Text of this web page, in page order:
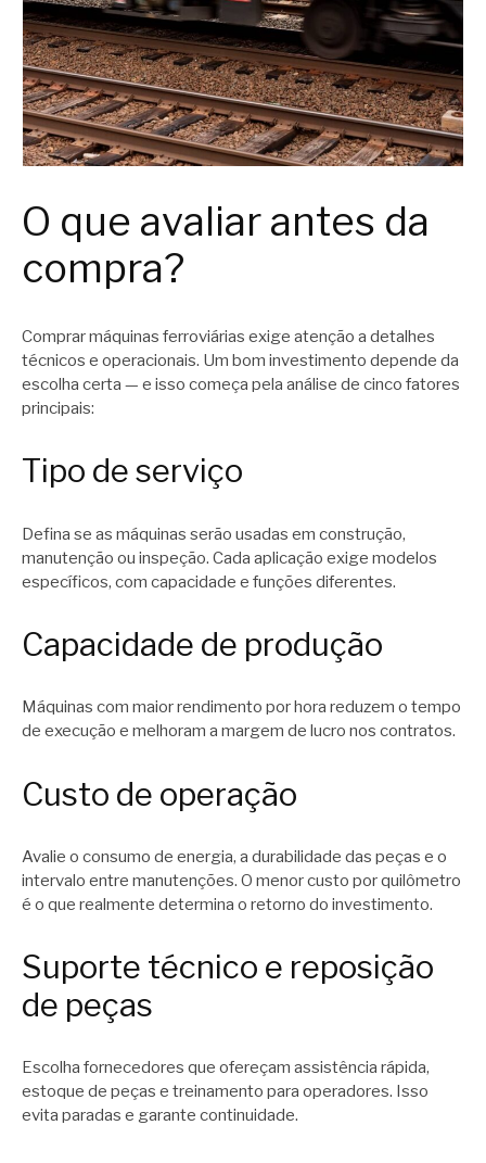
O que avaliar antes da
compra?
Comprar máquinas ferroviárias exige atenção a detalhes
técnicos e operacionais. Um bom investimento depende da
escolha certa — e isso começa pela análise de cinco fatores
principais:
Tipo de serviço
Defina se as máquinas serão usadas em construção,
manutenção ou inspeção. Cada aplicação exige modelos
específicos, com capacidade e funções diferentes.
Capacidade de produção
Máquinas com maior rendimento por hora reduzem o tempo
de execução e melhoram a margem de lucro nos contratos.
Custo de operação
Avalie o consumo de energia, a durabilidade das peças e o
intervalo entre manutenções. O menor custo por quilômetro
é o que realmente determina o retorno do investimento.
Suporte técnico e reposição
de peças
Escolha fornecedores que ofereçam assistência rápida,
estoque de peças e treinamento para operadores. Isso
evita paradas e garante continuidade.